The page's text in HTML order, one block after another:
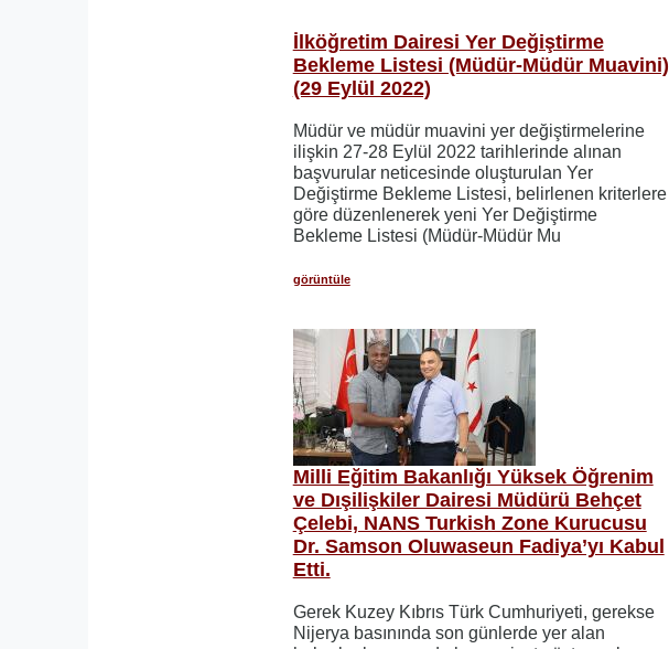
İlköğretim Dairesi Yer Değiştirme
Bekleme Listesi (Müdür-Müdür Muavini)
(29 Eylül 2022)
Müdür ve müdür muavini yer değiştirmelerine
ilişkin 27-28 Eylül 2022 tarihlerinde alınan
başvurular neticesinde oluşturulan Yer
Değiştirme Bekleme Listesi, belirlenen kriterlere
göre düzenlenerek yeni Yer Değiştirme
Bekleme Listesi (Müdür-Müdür Mu
görüntüle
Milli Eğitim Bakanlığı Yüksek Öğrenim
ve Dışilişkiler Dairesi Müdürü Behçet
Çelebi, NANS Turkish Zone Kurucusu
Dr. Samson Oluwaseun Fadiya’yı Kabul
Etti.
Gerek Kuzey Kıbrıs Türk Cumhuriyeti, gerekse
Nijerya basınında son günlerde yer alan